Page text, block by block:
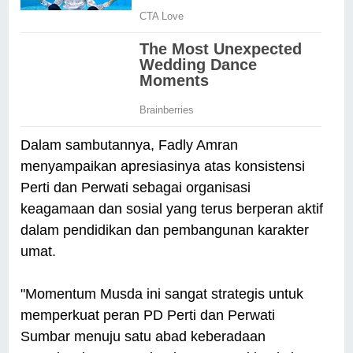
Dalam sambutannya, Fadly Amran
menyampaikan apresiasinya atas konsistensi
Perti dan Perwati sebagai organisasi
keagamaan dan sosial yang terus berperan aktif
dalam pendidikan dan pembangunan karakter
umat.
"Momentum Musda ini sangat strategis untuk
memperkuat peran PD Perti dan Perwati
Sumbar menuju satu abad keberadaan